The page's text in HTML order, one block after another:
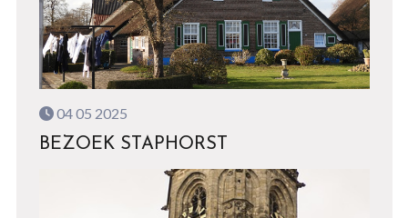
04 05 2025
BEZOEK STAPHORST